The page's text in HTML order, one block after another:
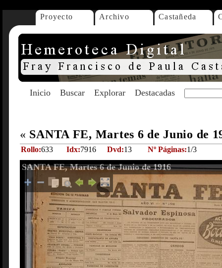
Proyecto Archivo Castañeda
Inicio Buscar Explorar Destacadas
« SANTA FE, Martes 6 de Junio de
Rollo:633 Idx:7916 Dvd:13 Nº Páginas:1/3
SANTA FE, Martes 6 de Junio de 1916